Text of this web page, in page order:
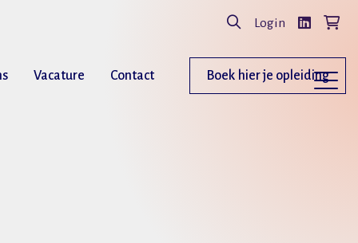
Login
Vacature Contact Boek hier je opleiding